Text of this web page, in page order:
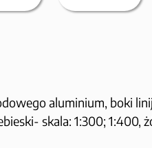
aluminium, boki
skala: 1:300; 1:400,